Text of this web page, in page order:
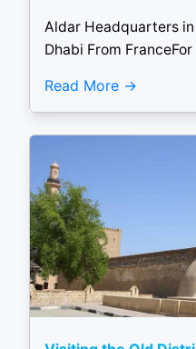
Aldar Headquarters in
Dhabi From
Read More